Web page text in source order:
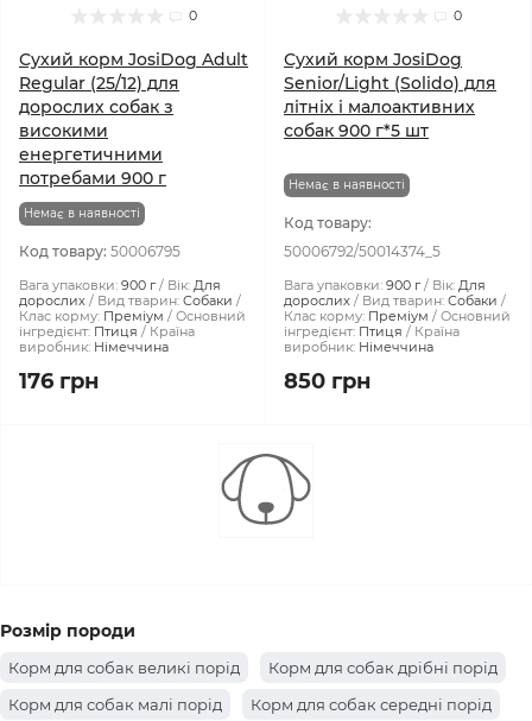
0
Сухий корм JosiDog Adult
Regular (25/12) для
дорослих собак з
високими
енергетичними
потребами 900 г
Немає в наявності
Код товару: 50006795
Вага упаковки: 900 г Вік: Для
дорослих
Вид тварин: Собаки
Клас корму: Преміум
Основний
інгредієнт: Птиця
Країна
виробник: Німеччина
176 грн
0
Сухий корм JosiDog
Senior/Light (Solido) для
літніх і малоактивних
собак 900 г*5 шт
Немає в наявності
Код товару:
50006792/50014374_5
Вага упаковки: 900 г Вік: Для
дорослих
Вид тварин: Собаки
Клас корму: Преміум
Основний
інгредієнт: Птиця
Країна
виробник: Німеччина
850 грн
Розмір породи
Корм для собак великі порід
Корм для собак дрібні порід
Корм для собак малі порід
Корм для собак середні порід